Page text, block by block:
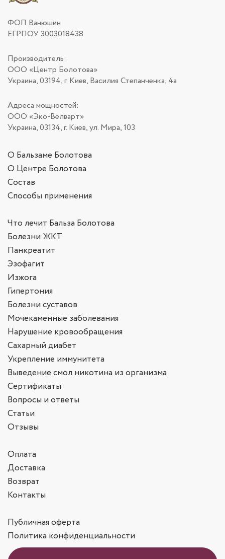
ФОП Ванюшин
ЕГРПОУ 3003018438
Производитель:
ООО «Центр Болотова»
Украина, 03194, г. Киев, Василия Степанченка, 4а
Адреса мощностей:
ООО «Эко-Велварт»
Украина, 03134, г. Киев, ул. Мира, 103
О Бальзаме Болотова
О Центре Болотова
Состав
Способы применения
Что лечит Бальза Болотова
Болезни ЖКТ
Панкреатит
Эзофагит
Изжога
Гипертония
Болезни суставов
Мочекаменные заболевания
Нарушение кровообращения
Сахарный диабет
Укрепление иммунитета
Выведение смол никотина из организма
Сертификаты
Вопросы и ответы
Статьи
Отзывы
Оплата
Доставка
Возврат
Контакты
Публичная оферта
Политика конфиденциальности